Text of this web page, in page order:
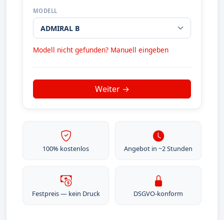
MODELL
Modell nicht gefunden? Manuell eingeben
100% kostenlos Angebot in ~2 Stunden
Festpreis — kein Druck DSGVO-konform